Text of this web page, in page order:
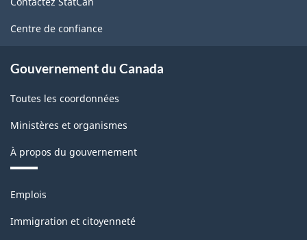
avant
le
décembre
2020
de
la
ce
site
Centre de confiance
Gouvernement du Canada
Toutes les coordonnées
Ministères et organismes
À propos du gouvernement
Thèmes
sujets
Emplois
Immigration et citoyenneté